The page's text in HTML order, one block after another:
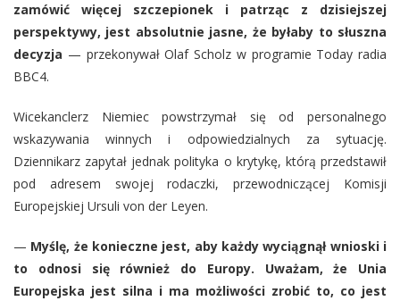
zamówić więcej szczepionek i patrząc z dzisiejszej
perspektywy, jest absolutnie jasne, że byłaby to słuszna
decyzja — przekonywał Olaf Scholz w programie Today radia
BBC4.
Wicekanclerz Niemiec powstrzymał się od personalnego
wskazywania winnych i odpowiedzialnych za sytuację.
Dziennikarz zapytał jednak polityka o krytykę, którą przedstawił
pod adresem swojej rodaczki, przewodniczącej Komisji
Europejskiej Ursuli von der Leyen.
— Myślę, że konieczne jest, aby każdy wyciągnął wnioski i
to odnosi się również do Europy. Uważam, że Unia
Europejska jest silna i ma możliwości zrobić to, co jest